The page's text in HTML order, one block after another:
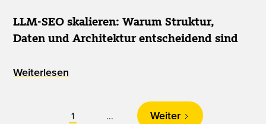
LLM-SEO skalieren: Warum Struktur,
Daten und Architektur entscheidend sind
Weiterlesen
1 ... Weiter